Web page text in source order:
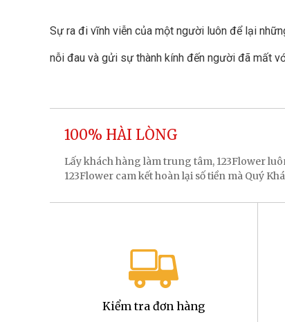
Sự ra đi vĩnh viễn của một người luôn để lại
nỗi đau và gửi sự thành kính đến người đã mất
100% HÀI LÒNG
Lấy khách hàng làm trung tâm, 123Flower
123Flower cam kết hoàn lại số tiền mà Quý
Kiểm tra đơn hàng